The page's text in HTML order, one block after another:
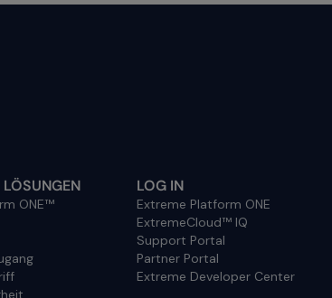
ONE™
LOG IN
Extreme Platform ONE
ExtremeCloud™ IQ
Support Portal
Partner Portal
Extreme Developer Center